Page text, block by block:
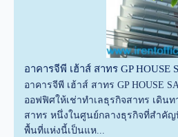
อาคารจีพี เฮ้าส์ สาทร GP HOUSE
อาคารจีพี เฮ้าส์ สาทร GP HOUSE
ออฟฟิศให้เช่าทำเลธุรกิจสาทร เดินท
สาทร หนึ่งในศูนย์กลางธุรกิจที่สำคั
พื้นที่แห่งนี้เป็นแห...